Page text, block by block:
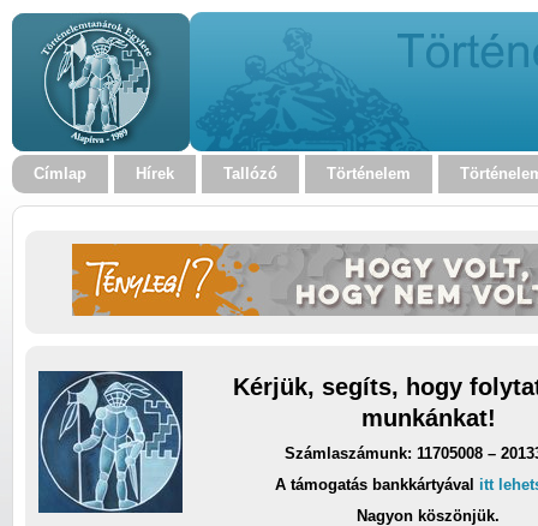
Címlap Hírek Tallózó Történelem
Kérjük, segíts, hogy
munkánkat!
Számlaszámunk: 11705008 –
A támogatás bankkártyával itt
Nagyon köszönjük.